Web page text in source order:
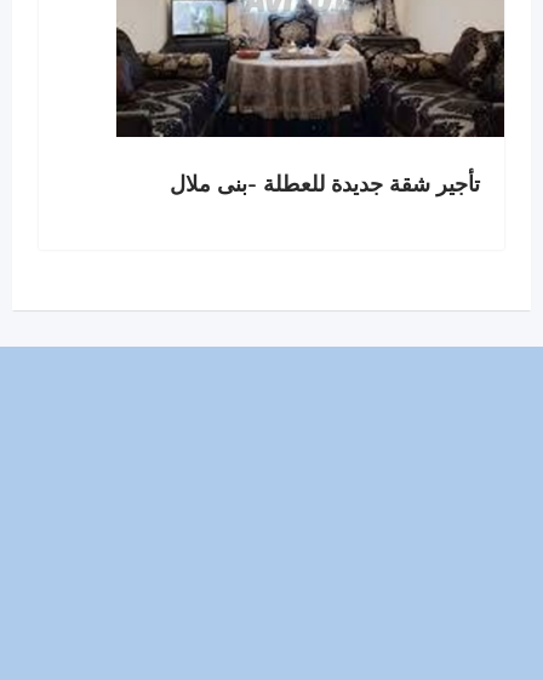
تأجير شقة جديدة للعطلة -بنى ملال